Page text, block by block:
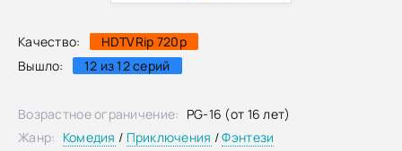
Качество:
HDTVRip 720p
Вышло:
12 из 12 серий
Возрастное ограничение: PG-16 (от 16 лет)
Жанр: Комедия / Приключения /Фэнтези